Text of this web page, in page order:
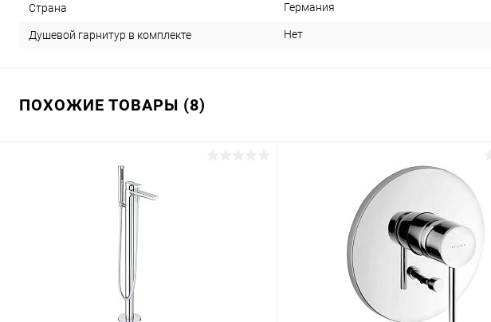
Страна Германия
Душевой гарнитур в комплекте Нет
ПОХОЖИЕ ТОВАРЫ (8)